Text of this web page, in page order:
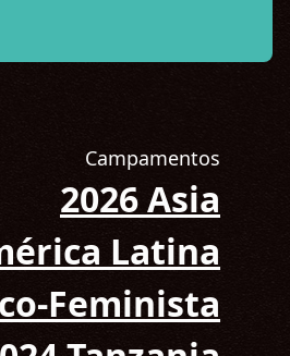
en una nueva pestaña)
Campamentos
2026 Asia
Latina
Feminista